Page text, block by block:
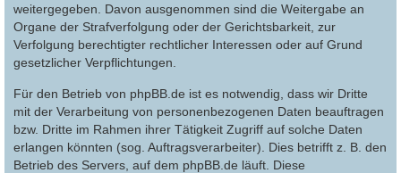
weitergegeben. Davon ausgenommen sind die Weitergabe an
Organe der Strafverfolgung oder der Gerichtsbarkeit, zur
Verfolgung berechtigter rechtlicher Interessen oder auf Grund
gesetzlicher Verpflichtungen.
Für den Betrieb von phpBB.de ist es notwendig, dass wir Dritte
mit der Verarbeitung von personenbezogenen Daten beauftragen
bzw. Dritte im Rahmen ihrer Tätigkeit Zugriff auf solche Daten
erlangen könnten (sog. Auftragsverarbeiter). Dies betrifft z. B. den
Betrieb des Servers, auf dem phpBB.de läuft. Diese